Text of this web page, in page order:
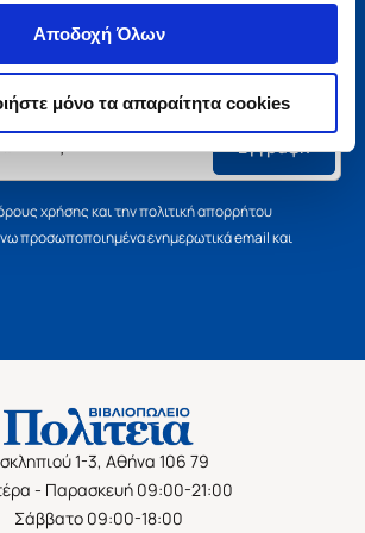
Αποδοχή Όλων
μόνο τα απαραίτητα cookies
τα νέα της Πολιτείας
μας και μάθετε πρώτοι όλα τα
τιμές και τις εκδηλώσεις μας.
Εγγραφή
χρήσης και την πολιτική απορρήτου
προσωποποιημένα ενημερωτικά email και
1-3, Αθήνα 106 79
- Παρασκευή 09:00-21:00
Σάββατο 09:00-18:00